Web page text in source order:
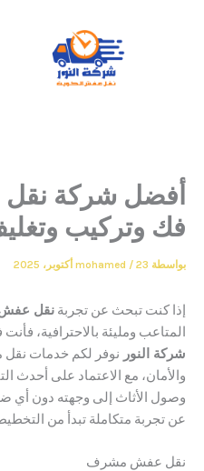
شركة نقل
وتغليف
mohamed /23 أكتوبر، 2025
تبحث عن تجربةنقل عفش مشرف
ومليئة بالاحترافية، فأنت في
نوفر لكم خدمات نقل متكاملة
مع الاعتماد على أحدث التقنيات
إلى وجهته دون أي ضرر، نحن
متكاملة تبدأ من التخطيط وتنتهي
مشرف